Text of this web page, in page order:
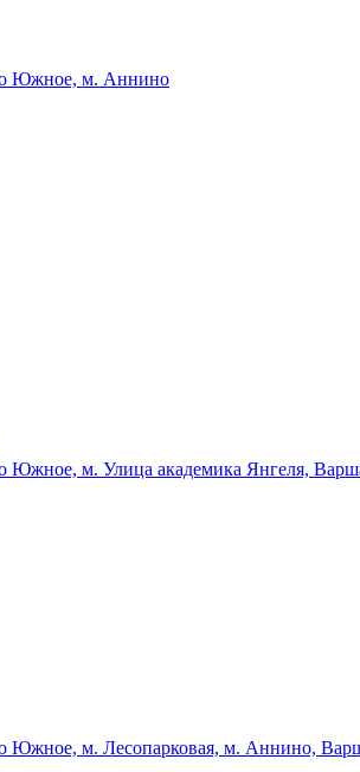
Южное, м. Аннино
м. Улица академика Янгеля,
м. Лесопарковая, м. Аннино,